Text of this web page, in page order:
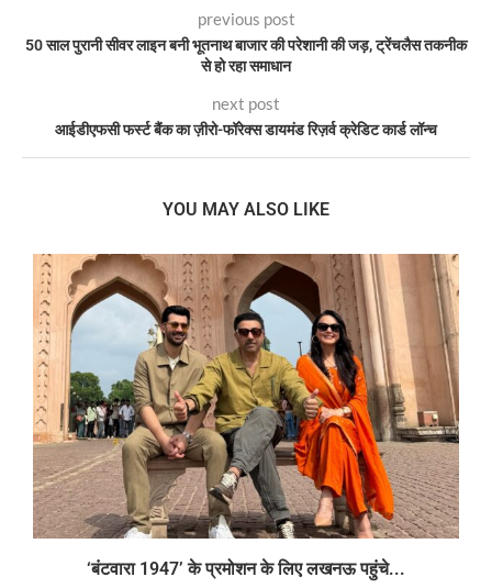
previous post
50 साल पुरानी सीवर लाइन बनी भूतनाथ बाजार की परेशानी की जड़, ट्रेंचलैस तकनीक
से हो रहा समाधान
next post
आईडीएफसी फर्स्ट बैंक का ज़ीरो-फॉरेक्स डायमंड रिज़र्व क्रेडिट कार्ड लॉन्च
YOU MAY ALSO LIKE
‘बंटवारा 1947’ के प्रमोशन के लिए लखनऊ पहुंचे...